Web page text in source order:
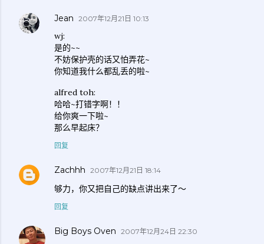
Jean 2007年12月21日 10:13
wj:
是的~~
不妨保护壳的话又怕弄花~
你知道我什么都乱丢的啦~
alfred toh:
哈哈~打错字啊！！
给你爽一下啦~
那么早起床？
回复
Zachhh 2007年12月21日 18:14
够力，你又把自己的缺点讲出来了～
回复
Big Boys Oven 2007年12月24日 22:30